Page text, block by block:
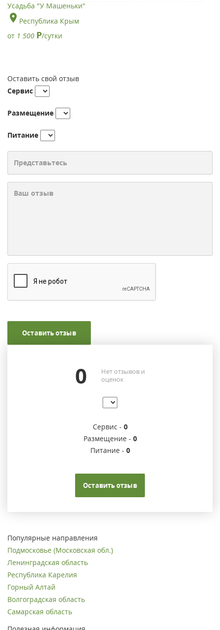
Усадьба "У Машеньки"
Республика Крым
от 1 500 Р/сутки
Оставить свой отзыв
Сервис
Размещение
Питание
Оставить отзыв
0
Нет отзывов и
оценок
Сервис - 0
Размещение - 0
Питание - 0
Оставить отзыв
Популярные направления
Подмосковье (Московская обл.)
Ленинградская область
Республика Карелия
Горный Алтай
Волгоградская область
Самарская область